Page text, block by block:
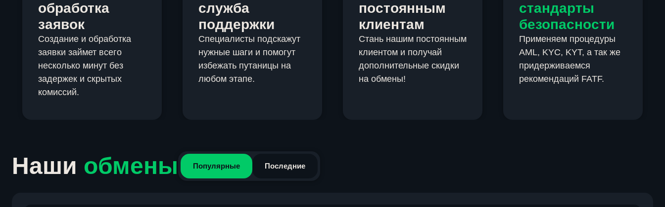
обработка
заявок
Создание и обработка
заявки займет всего
несколько минут без
задержек и скрытых
комиссий.
служба
поддержки
Специалисты подскажут
нужные шаги и помогут
избежать путаницы на
любом этапе.
постоянным
клиентам
Стань нашим постоянным
клиентом и получай
дополнительные скидки
на обмены!
стандарты
безопасности
Применяем процедуры
AML, KYC, KYT, а так же
придерживаемся
рекомендаций FATF.
Наши обмены Популярные Последние